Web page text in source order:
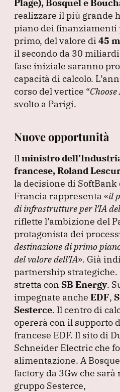
o
o
k
n p
p
Plage), Bosquel e
realizzare il più grande
piano dei finanziamenti
primo, del valore di 45
il secondo da 30
fase iniziale saranno
capacità di calcolo.
corso del vertice “
svolto a Parigi.
Nuove opportunità
Il ministro
francese, Roland
la decisione di
Francia rappresenta «il
di infrastrutture per l’IA
riflette l’ambizione del
protagonista dei
destinazione di primo
del valore dell’IA». Già
partnership strategiche.
stretta con SB Energy.
impegnate anche EDF,
Sesterce. Il centro di
opererà con il supporto
francese EDF. Il sito di
Schneider Electric che
alimentazione. A
factory da 3Gw che sarà
gruppo Sesterce,